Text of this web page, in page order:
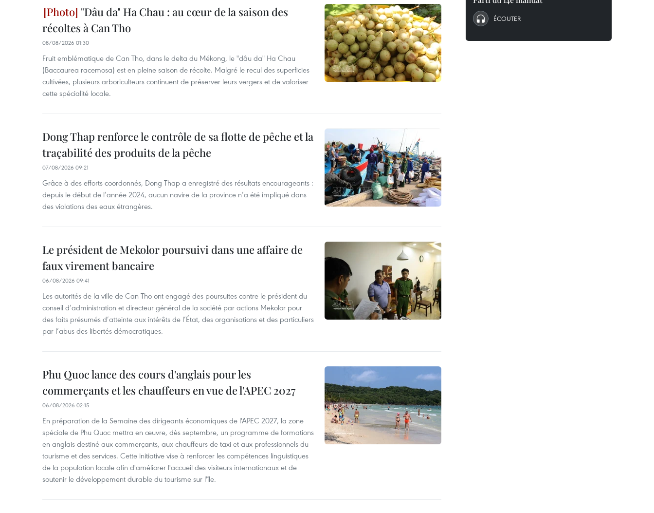
"Dâu da" Ha Chau : au cœur de la saison des
récoltes à Can Tho
08/08/2026 01:30
Fruit emblématique de Can Tho, dans le delta du Mékong, le "dâu da" Ha Chau
(Baccaurea racemosa) est en pleine saison de récolte. Malgré le recul des superficies
cultivées, plusieurs arboriculteurs continuent de préserver leurs vergers et de valoriser
cette spécialité locale.
Dong Thap renforce le contrôle de sa flotte de pêche et la
traçabilité des produits de la pêche
07/08/2026 09:21
Grâce à des efforts coordonnés, Dong Thap a enregistré des résultats encourageants :
depuis le début de l’année 2024, aucun navire de la province n’a été impliqué dans
des violations des eaux étrangères.
Le président de Mekolor poursuivi dans une affaire de
faux virement bancaire
06/08/2026 09:41
Les autorités de la ville de Can Tho ont engagé des poursuites contre le président du
conseil d’administration et directeur général de la société par actions Mekolor pour
des faits présumés d’atteinte aux intérêts de l’État, des organisations et des particuliers
par l’abus des libertés démocratiques.
Phu Quoc lance des cours d'anglais pour les
commerçants et les chauffeurs en vue de l'APEC 2027
06/08/2026 02:15
En préparation de la Semaine des dirigeants économiques de l'APEC 2027, la zone
spéciale de Phu Quoc mettra en œuvre, dès septembre, un programme de formations
en anglais destiné aux commerçants, aux chauffeurs de taxi et aux professionnels du
tourisme et des services. Cette initiative vise à renforcer les compétences linguistiques
de la population locale afin d'améliorer l'accueil des visiteurs internationaux et de
soutenir le développement durable du tourisme sur l'île.
ÉCOUTER